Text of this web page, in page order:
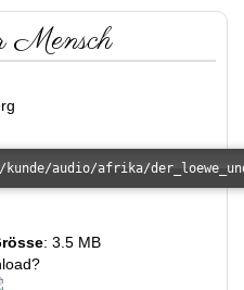
Mensch
: 3.5 MB